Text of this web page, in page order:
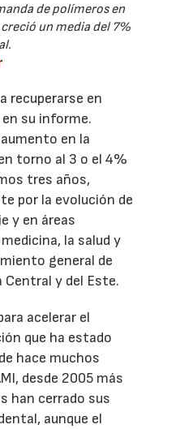
de polímeros en
un media del 7%
recuperarse en
su informe.
en la
torno al 3 o el 4%
tres años,
por la evolución de
y en áreas
la salud y
general de
Central y del Este.
acelerar el
que ha estado
hace muchos
desde 2005 más
han cerrado sus
aunque el